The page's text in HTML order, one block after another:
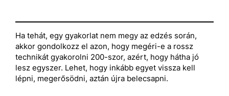
Ha tehát, egy gyakorlat nem megy az edzés során,
akkor gondolkozz el azon, hogy megéri-e a rossz
technikát gyakorolni 200-szor, azért, hogy hátha jó
lesz egyszer. Lehet, hogy inkább egyet vissza kell
lépni, megerősödni, aztán újra belecsapni.